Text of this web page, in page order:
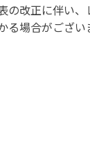
改正に伴い
場合がござ